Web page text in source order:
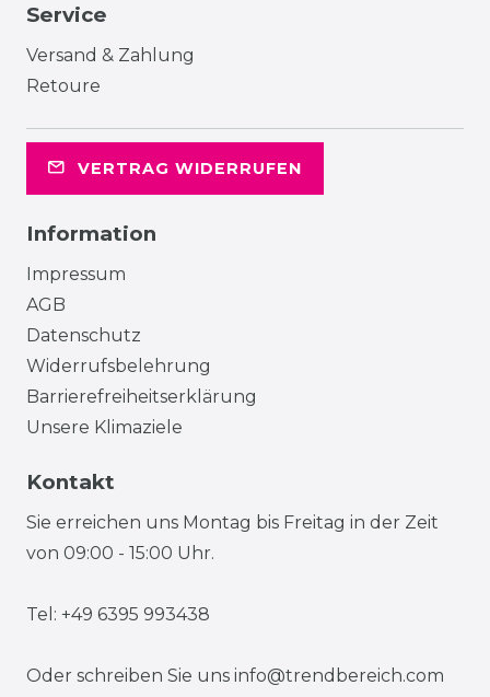
Service
Versand & Zahlung
Retoure
VERTRAG WIDERRUFEN
Information
Impressum
AGB
Datenschutz
Widerrufsbelehrung
Barrierefreiheitserklärung
Unsere Klimaziele
Kontakt
Sie erreichen uns Montag bis Freitag in der Zeit
von 09:00 - 15:00 Uhr.
Tel: +49 6395 993438
Oder schreiben Sie uns info@trendbereich.com